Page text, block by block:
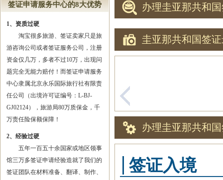
签证申请服务中心的8大优势
1、资质过硬
淘宝很多旅游、签证卖家只是旅
游咨询公司或者签证服务公司，注册
资金仅几万，多者不过10万，出现问
题完全无能力赔付！而签证申请服务
中心隶属北京永乐国际旅行社有限责
任公司（出境许可证编号：L-BJ-
GJ02124），旅游局80万质保金，千
万责任险保额保障！
2、经验过硬
五年一百五十余国家或地区领事
馆三万多签证申请经验造就了我们的
签证团队在材料准备、翻译、制作、
办理圭亚那共和
圭亚那共和国签
办理圭亚那共和
签证入境